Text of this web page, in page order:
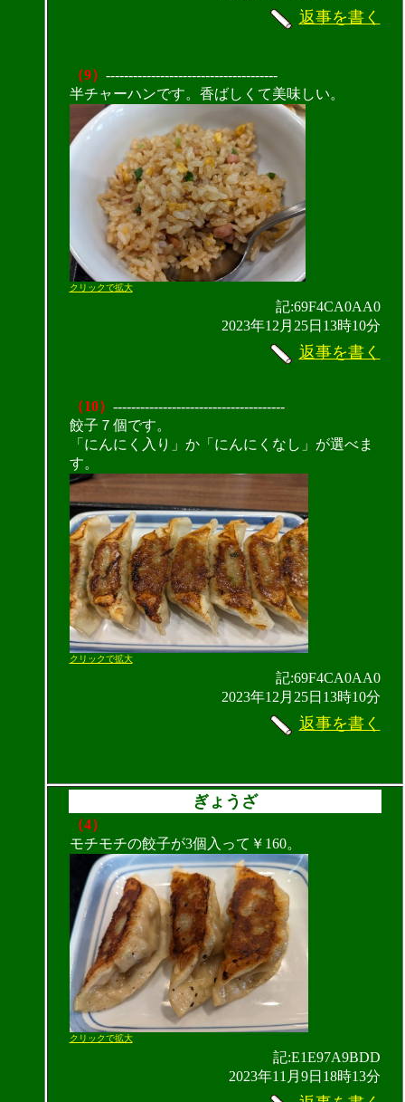
返事を書く
（9） --------------------------------------
半チャーハンです。香ばしくて美味しい。
クリックで拡大
記:69F4CA0AA0
2023年12月25日13時10分
返事を書く
（10） --------------------------------------
餃子７個です。
「にんにく入り」か「にんにくなし」が選べま
す。
クリックで拡大
記:69F4CA0AA0
2023年12月25日13時10分
返事を書く
ぎょうざ
（4）
モチモチの餃子が3個入って￥160。
クリックで拡大
記:E1E97A9BDD
2023年11月9日18時13分